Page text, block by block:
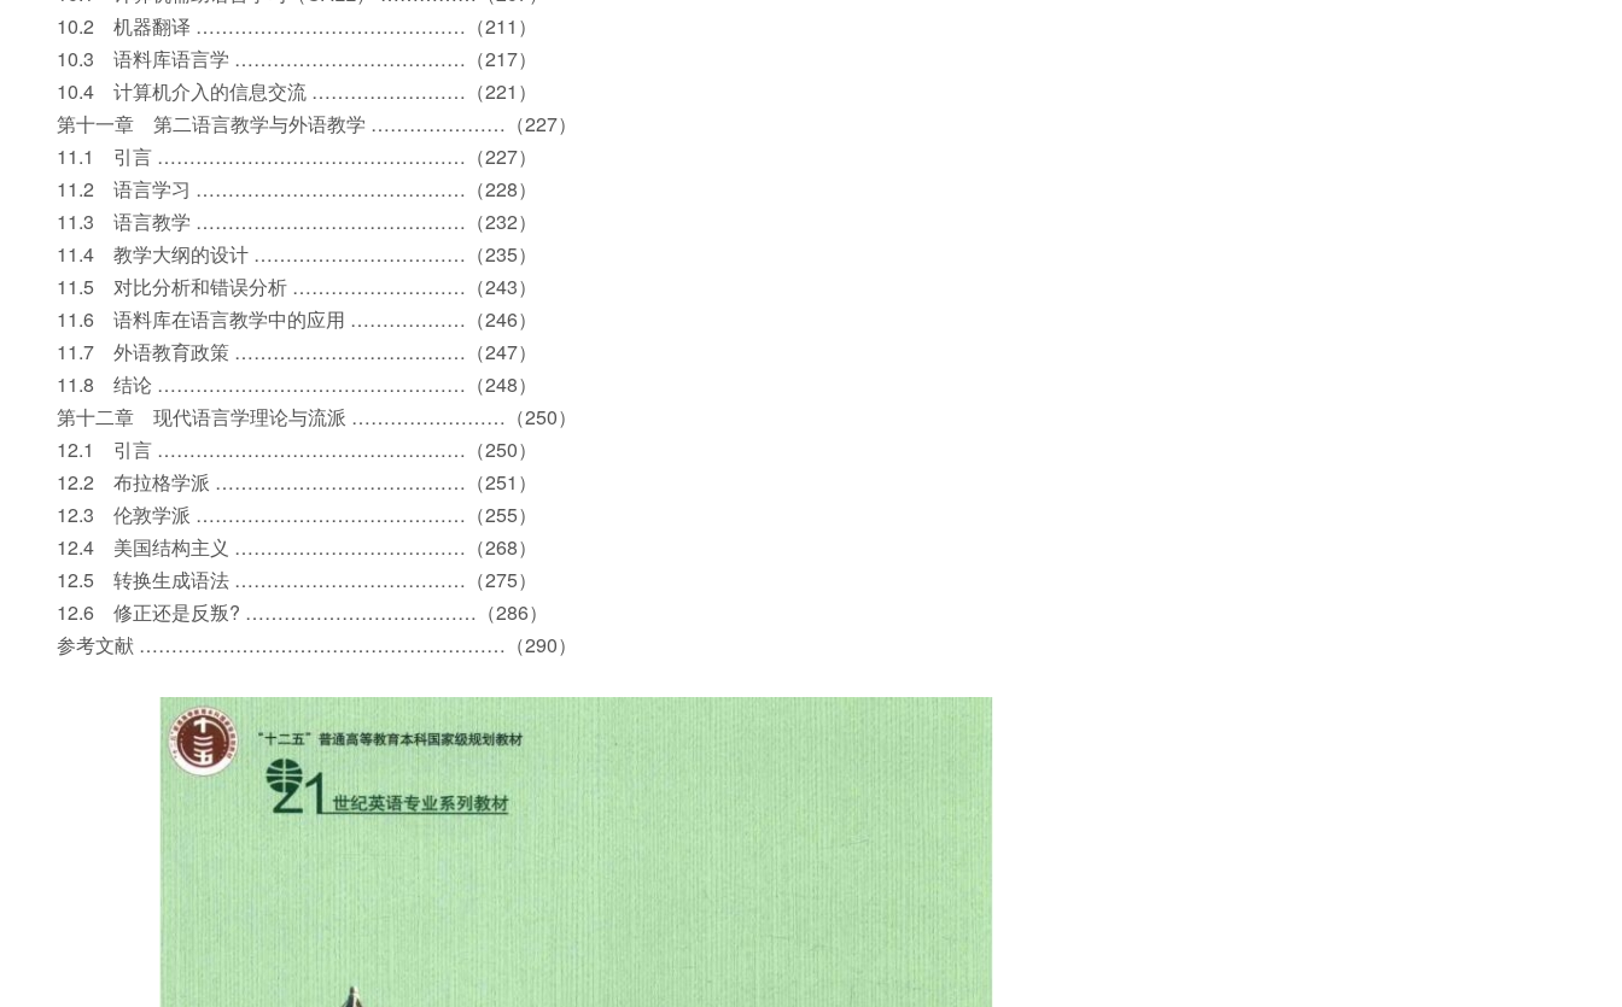
10.2 机器翻译 ……………………………………（211）
10.3 语料库语言学 ………………………………（217）
10.4 计算机介入的信息交流 ……………………（221）
第十一章 第二语言教学与外语教学 …………………（227）
11.1 引言 …………………………………………（227）
11.2 语言学习 ……………………………………（228）
11.3 语言教学 ……………………………………（232）
11.4 教学大纲的设计 ……………………………（235）
11.5 对比分析和错误分析 ………………………（243）
11.6 语料库在语言教学中的应用 ………………（246）
11.7 外语教育政策 ………………………………（247）
11.8 结论 …………………………………………（248）
第十二章 现代语言学理论与流派 ……………………（250）
12.1 引言 …………………………………………（250）
12.2 布拉格学派 …………………………………（251）
12.3 伦敦学派 ……………………………………（255）
12.4 美国结构主义 ………………………………（268）
12.5 转换生成语法 ………………………………（275）
12.6 修正还是反叛? ………………………………（286）
参考文献 …………………………………………………（290）